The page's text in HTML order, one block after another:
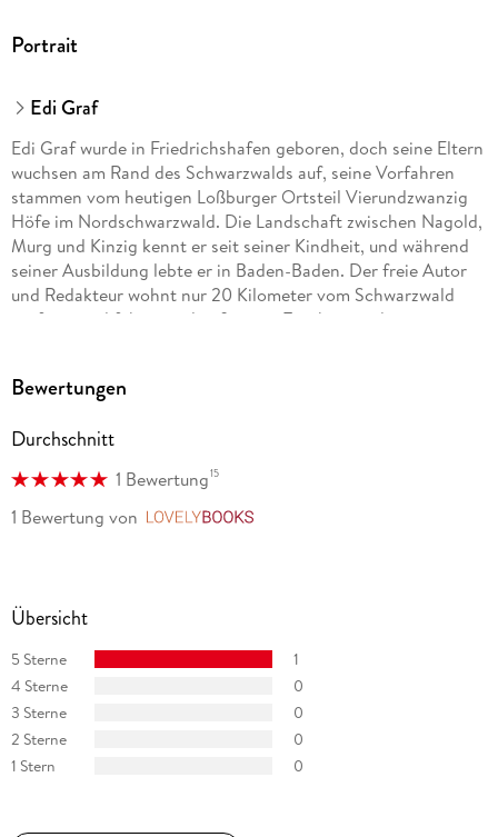
Portrait
Edi Graf
Edi Graf wurde in Friedrichshafen geboren, doch seine Eltern
wuchsen am Rand des Schwarzwalds auf, seine Vorfahren
stammen vom heutigen Loßburger Ortsteil Vierundzwanzig
Höfe im Nordschwarzwald. Die Landschaft zwischen Nagold,
Murg und Kinzig kennt er seit seiner Kindheit, und während
seiner Ausbildung lebte er in Baden-Baden. Der freie Autor
und Redakteur wohnt nur 20 Kilometer vom Schwarzwald
entfernt und fährt regelmäßig zum Tauchen an den
Bewertungen
Durchschnitt
1 Bewertung15
1 Bewertung von
Übersicht
5 Sterne
1
4 Sterne
0
3 Sterne
0
2 Sterne
0
1 Stern
0